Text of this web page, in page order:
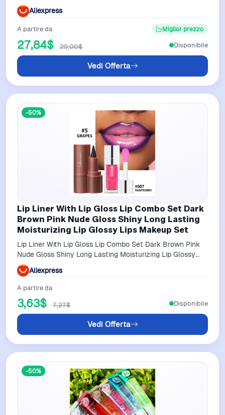
Aliexpress
A partire da
27,84$ 29,00$
Miglior prezzo
Vedi Offerta
Disponibile
-50%
Lip Liner With Lip Gloss Lip Combo Set Dark
Brown Pink Nude Gloss Shiny Long Lasting
Moisturizing Lip Glossy Lips Makeup Set
Lip Liner With Lip Gloss Lip Combo Set Dark Brown Pink
Nude Gloss Shiny Long Lasting Moisturizing Lip Glossy
Lips Makeup Set
Aliexpress
A partire da
3,63$ 7,27$
Vedi Offerta
Disponibile
-50%